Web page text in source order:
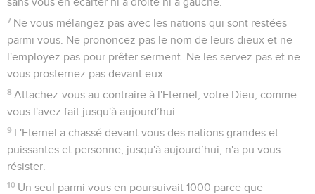
7 Ne vous mélangez pas avec les nations qui sont restées
parmi vous. Ne prononcez pas le nom de leurs dieux et ne
l'employez pas pour prêter serment. Ne les servez pas et ne
vous prosternez pas devant eux.
8 Attachez-vous au contraire à l'Eternel, votre Dieu, comme
vous l'avez fait jusqu'à aujourd’hui.
9 L'Eternel a chassé devant vous des nations grandes et
puissantes et personne, jusqu'à aujourd’hui, n'a pu vous
résister.
10 Un seul parmi vous en poursuivait 1000 parce que